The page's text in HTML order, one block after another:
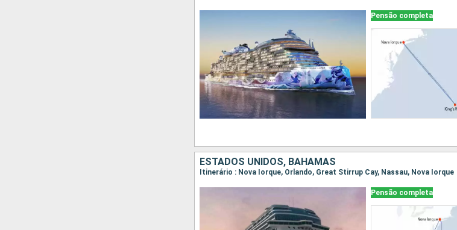
Pensão completa
ESTADOS UNIDOS, BAHAMAS
Itinerário : Nova Iorque, Orlando, Great Stirrup Cay, Nassau, Nova Iorque
Pensão completa